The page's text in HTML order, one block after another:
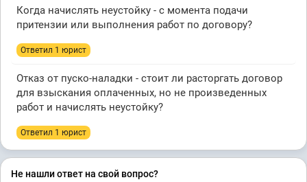
Когда начислять неустойку - с момента подачи
притензии или выполнения работ по договору?
Ответил 1 юрист
Отказ от пуско-наладки - стоит ли расторгать договор
для взыскания оплаченных, но не произведенных
работ и начислять неустойку?
Ответил 1 юрист
Не нашли ответ на свой вопрос?